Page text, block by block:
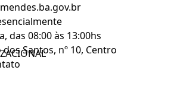
das 08:00 às 13:00hs
Santos, nº 10, Centro